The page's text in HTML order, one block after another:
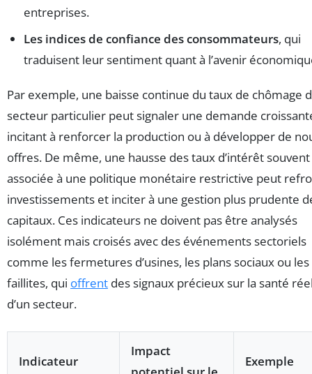
entreprises.
Les indices de confiance des consommateurs, qui
traduisent leur sentiment quant à l’avenir
Par exemple, une baisse continue du taux de chômage
secteur particulier peut signaler une demande
incitant à renforcer la production ou à développer de
offres. De même, une hausse des taux d’intérêt souvent
associée à une politique monétaire restrictive peut
investissements et inciter à une gestion plus prudente
capitaux. Ces indicateurs ne doivent pas être analysés
isolément mais croisés avec des événements sectoriels
comme les fermetures d’usines, les plans sociaux ou les
faillites, qui offrent des signaux précieux sur la santé
d’un secteur.
Indicateur
Impact
Exemple